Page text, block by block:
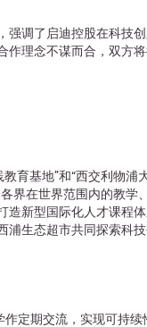
强调了启迪控股在科技创
作理念不谋而合，双方
育基地”和“西交利物浦
界在世界范围内的教学
造新型国际化人才课程
浦生态超市共同探索科
作定期交流，实现可持续